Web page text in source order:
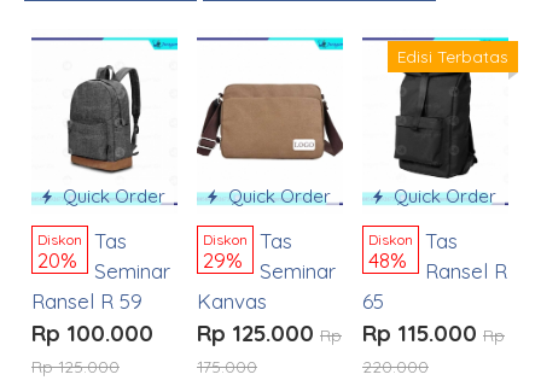
Quick Order
Diskon
20%
Tas
Seminar
Ransel R 59
Rp 100.000
Rp 125.000
Quick Order
Diskon
29%
Tas
Seminar
Kanvas
Rp 125.000 Rp
175.000
Quick Order
Edisi Terbatas
Diskon
48%
Tas
Ransel R
65
Rp 115.000 Rp
220.000